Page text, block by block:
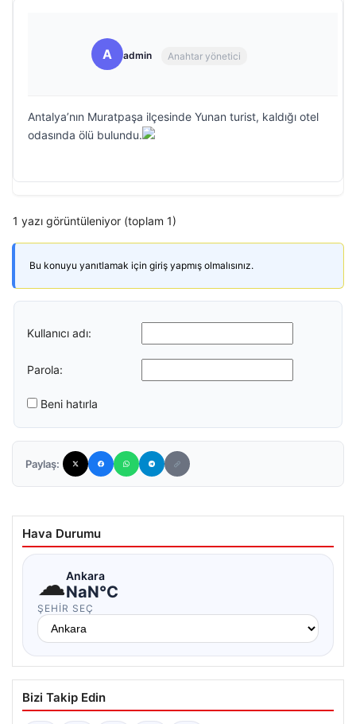
A admin Anahtar yönetici
Antalya’nın Muratpaşa ilçesinde Yunan turist, kaldığı otel
odasında ölü bulundu.
1 yazı görüntüleniyor (toplam 1)
Bu konuyu yanıtlamak için giriş yapmış olmalısınız.
Kullanıcı adı:
Parola:
Beni hatırla
Paylaş:
Hava Durumu
☁Ankara
NaN°C
ŞEHIR SEÇ
Bizi Takip Edin